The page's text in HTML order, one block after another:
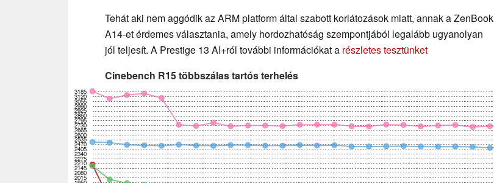
Tehát aki nem aggódik az ARM platform által szabott korlátozások miatt, annak a ZenBook
A14-et érdemes választania, amely hordozhatóság szempontjából legalább ugyanolyan
jól teljesít. A Prestige 13 AI+ról további információkat a részletes tesztünket
Cinebench R15 többszálas tartós terhelés
2015
2080
2145
2210
2275
2340
2405
2470
2535
2600
2665
2730
2795
2860
2925
2990
3055
3120
3185